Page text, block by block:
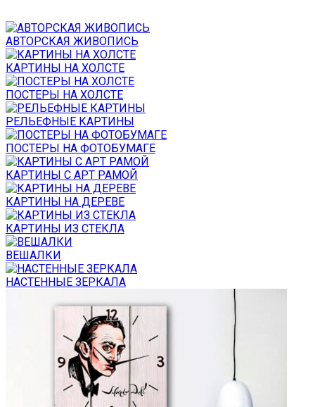
АВТОРСКАЯ ЖИВОПИСЬ
КАРТИНЫ НА ХОЛСТЕ
ПОСТЕРЫ НА ХОЛСТЕ
РЕЛЬЕФНЫЕ КАРТИНЫ
ПОСТЕРЫ НА ФОТОБУМАГЕ
КАРТИНЫ С АРТ РАМОЙ
КАРТИНЫ НА ДЕРЕВЕ
КАРТИНЫ ИЗ СТЕКЛА
ВЕШАЛКИ
НАСТЕННЫЕ ЗЕРКАЛА